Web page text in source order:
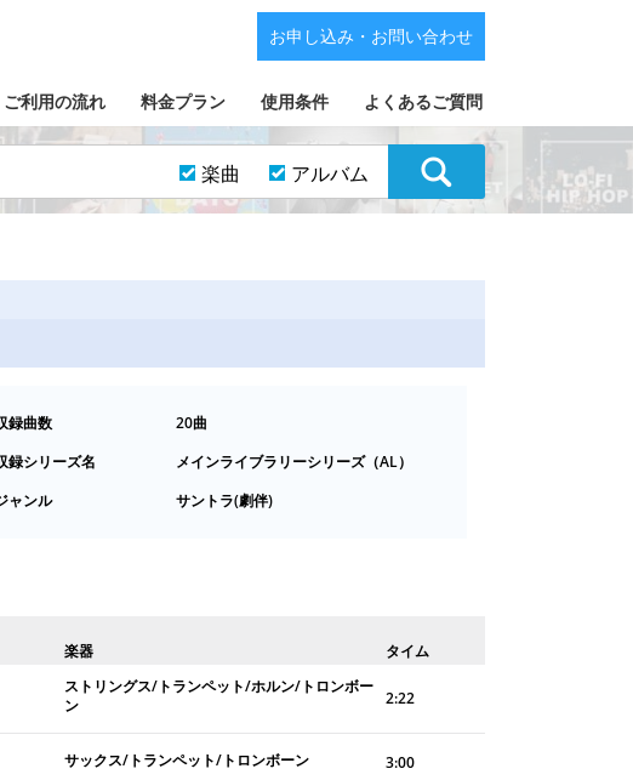
ご利用の流れ 料金プラン 使用条件 よくあるご質問
お申し込み・お問い合わせ
楽曲 アルバム
録曲数
20曲
録シリーズ名
メインライブラリーシリーズ（AL）
ャンル
サントラ(劇伴)
楽器 タイム
ストリングス/トランペット/ホルン/トロンボー
ン
2:22
サックス/トランペット/トロンボーン 3:00